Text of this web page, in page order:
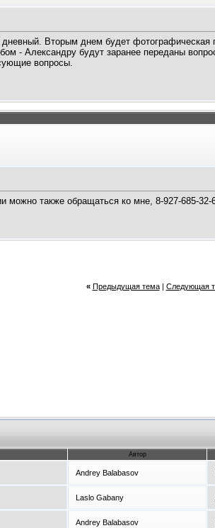
Вторым днем будет фотографическая
- Александру будут заранее переданы
вопросы.
можно также обращаться ко мне, 8-927-685-32-
« Предыдущая тема| Следующая
Автор
Andrey Balabasov
Laslo Gabany
Andrey Balabasov